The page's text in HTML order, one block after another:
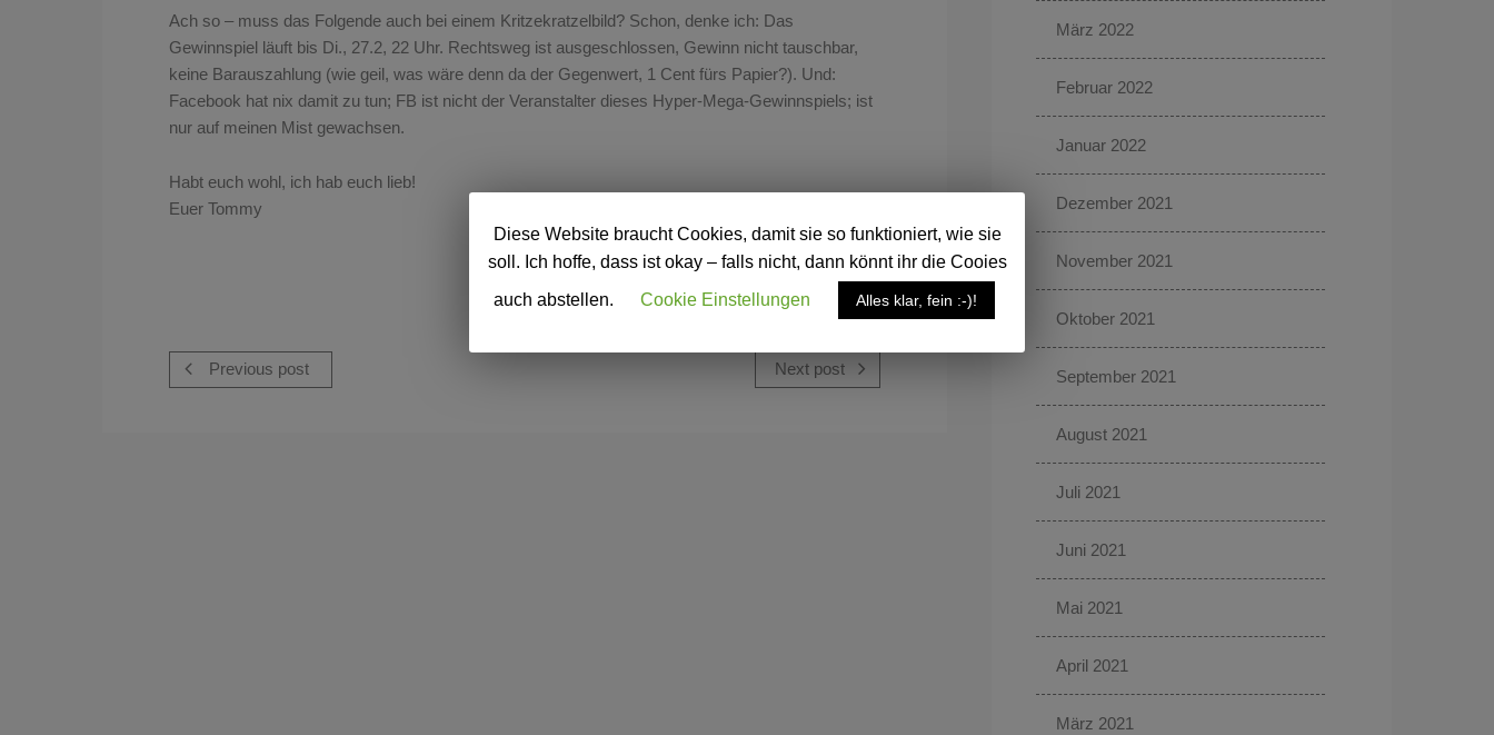
Ach so – muss das Folgende auch bei einem Kritzekratzelbild? Schon, denke ich: Das
Gewinnspiel läuft bis Di., 27.2, 22 Uhr. Rechtsweg ist ausgeschlossen, Gewinn nicht tauschbar,
keine Barauszahlung (wie geil, was wäre denn da der Gegenwert, 1 Cent fürs Papier?). Und:
Facebook hat nix damit zu tun; FB ist nicht der Veranstalter dieses Hyper-Mega-Gewinnspiels; ist
nur auf meinen Mist gewachsen.
Habt euch wohl, ich hab euch lieb!
Euer Tommy
Previous post Next post
März 2022
Februar 2022
Januar 2022
Dezember 2021
November 2021
Oktober 2021
September 2021
August 2021
Juli 2021
Juni 2021
Mai 2021
April 2021
März 2021
Diese Website braucht Cookies, damit sie so funktioniert, wie sie
soll. Ich hoffe, dass ist okay – falls nicht, dann könnt ihr die Cooies
auch abstellen.
Cookie Einstellungen Alles klar, fein :-)!